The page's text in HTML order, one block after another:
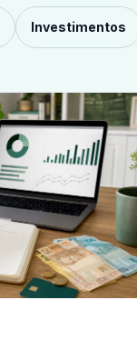
Investimentos